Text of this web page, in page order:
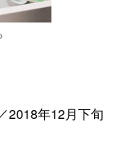
2018年12月下旬